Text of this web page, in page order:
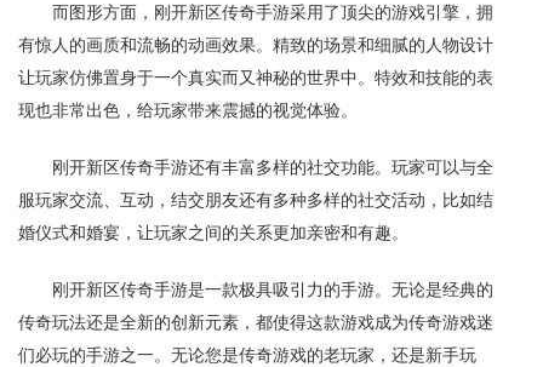
而图形方面，刚开新区传奇手游采用了顶尖的游戏引擎，拥
有惊人的画质和流畅的动画效果。精致的场景和细腻的人物设计
让玩家仿佛置身于一个真实而又神秘的世界中。特效和技能的表
现也非常出色，给玩家带来震撼的视觉体验。
刚开新区传奇手游还有丰富多样的社交功能。玩家可以与全
服玩家交流、互动，结交朋友还有多种多样的社交活动，比如结
婚仪式和婚宴，让玩家之间的关系更加亲密和有趣。
刚开新区传奇手游是一款极具吸引力的手游。无论是经典的
传奇玩法还是全新的创新元素，都使得这款游戏成为传奇游戏迷
们必玩的手游之一。无论您是传奇游戏的老玩家，还是新手玩